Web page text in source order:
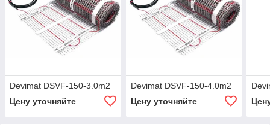
Devimat DSVF-150-3.0m2
Цену уточняйте
Devimat DSVF-150-4.0m2
Цену уточняйте